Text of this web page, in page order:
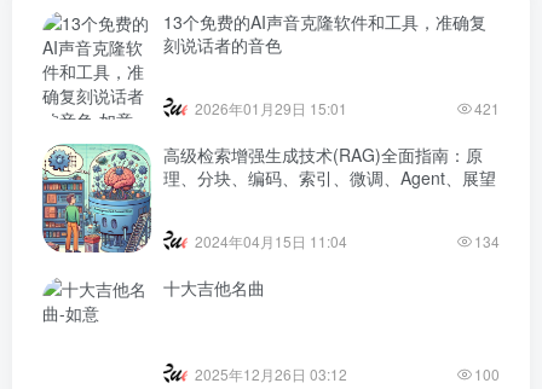
13个免费的AI声音克隆软件和工具，准确复
刻说话者的音色
2026年01月29日 15:01 421
高级检索增强生成技术(RAG)全面指南：原
理、分块、编码、索引、微调、Agent、展望
2024年04月15日 11:04 134
十大吉他名曲
2025年12月26日 03:12 100